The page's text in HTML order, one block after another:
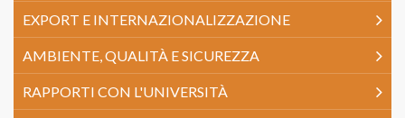
EXPORT E INTERNAZIONALIZZAZIONE
AMBIENTE, QUALITÀ E SICUREZZA
RAPPORTI CON L'UNIVERSITÀ